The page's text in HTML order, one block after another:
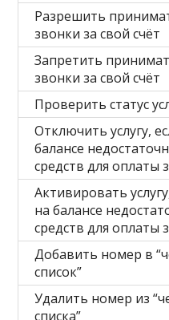
Разрешить
звонки за свой счёт
Запретить
звонки за свой счёт
Проверить статус
Отключить услугу,
балансе
средств для оплаты
Активировать
на балансе
средств для оплаты
Добавить номер в
список”
Удалить номер из
списка”